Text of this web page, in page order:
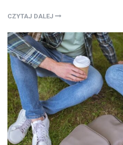
CZYTAJ DALEJ